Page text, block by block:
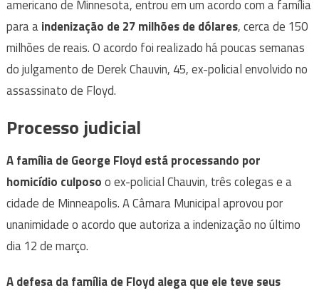
americano de Minnesota, entrou em um acordo com a família
para aindenização de 27 milhões de dólares, cerca de 150
milhões de reais. O acordo foi realizado há poucas semanas
do julgamento de Derek Chauvin, 45, ex-policial envolvido no
assassinato de Floyd.
Processo judicial
A família de George Floyd está processando por
homicídio culposoo ex-policial Chauvin, três colegas e a
cidade de Minneapolis. A Câmara Municipal aprovou por
unanimidade o acordo que autoriza a indenização no último
dia 12 de março.
A defesa da família de Floyd alega que ele teve seus